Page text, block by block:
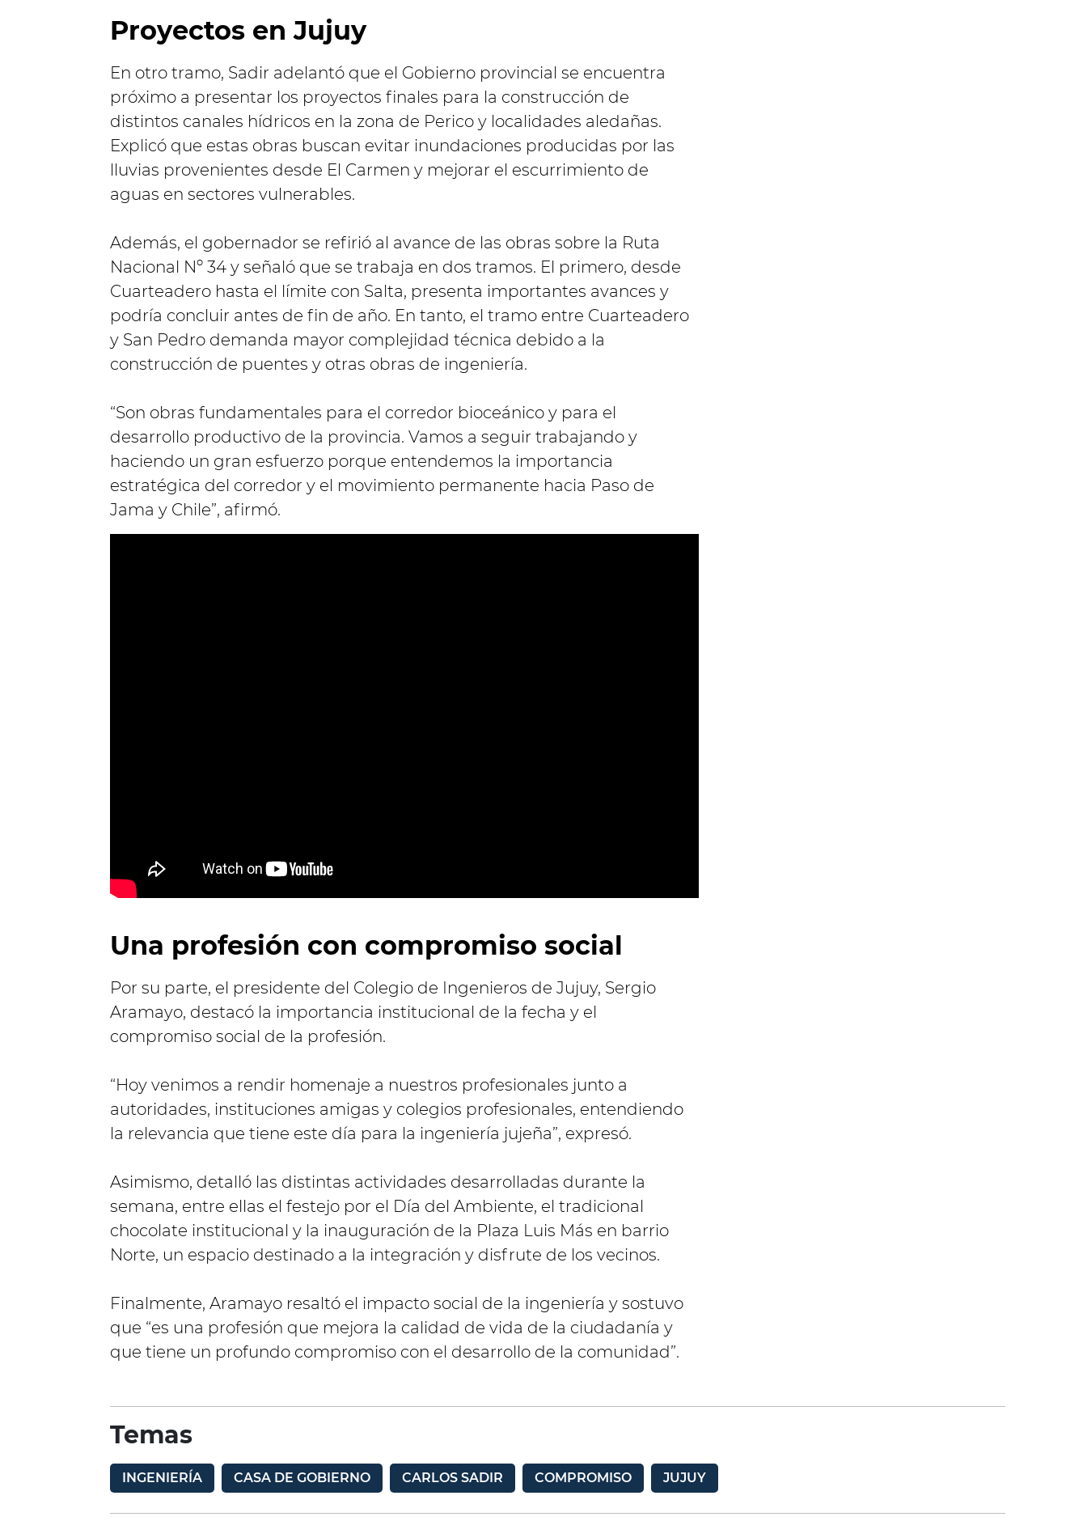
Proyectos en Jujuy
En otro tramo, Sadir adelantó que el Gobierno provincial se encuentra
próximo a presentar los proyectos finales para la construcción de
distintos canales hídricos en la zona de Perico y localidades aledañas.
Explicó que estas obras buscan evitar inundaciones producidas por las
lluvias provenientes desde El Carmen y mejorar el escurrimiento de
aguas en sectores vulnerables.
Además, el gobernador se refirió al avance de las obras sobre la Ruta
Nacional Nº 34 y señaló que se trabaja en dos tramos. El primero, desde
Cuarteadero hasta el límite con Salta, presenta importantes avances y
podría concluir antes de fin de año. En tanto, el tramo entre Cuarteadero
y San Pedro demanda mayor complejidad técnica debido a la
construcción de puentes y otras obras de ingeniería.
“Son obras fundamentales para el corredor bioceánico y para el
desarrollo productivo de la provincia. Vamos a seguir trabajando y
haciendo un gran esfuerzo porque entendemos la importancia
estratégica del corredor y el movimiento permanente hacia Paso de
Jama y Chile”, afirmó.
Una profesión con compromiso social
Por su parte, el presidente del Colegio de Ingenieros de Jujuy, Sergio
Aramayo, destacó la importancia institucional de la fecha y el
compromiso social de la profesión.
“Hoy venimos a rendir homenaje a nuestros profesionales junto a
autoridades, instituciones amigas y colegios profesionales, entendiendo
la relevancia que tiene este día para la ingeniería jujeña”, expresó.
Asimismo, detalló las distintas actividades desarrolladas durante la
semana, entre ellas el festejo por el Día del Ambiente, el tradicional
chocolate institucional y la inauguración de la Plaza Luis Más en barrio
Norte, un espacio destinado a la integración y disfrute de los vecinos.
Finalmente, Aramayo resaltó el impacto social de la ingeniería y sostuvo
que “es una profesión que mejora la calidad de vida de la ciudadanía y
que tiene un profundo compromiso con el desarrollo de la comunidad”.
Temas
INGENIERÍA CASA DE GOBIERNO CARLOS SADIR COMPROMISO JUJUY